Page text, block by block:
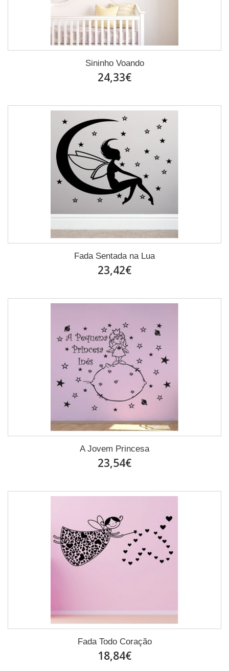
Sininho Voando
24,33€
Fada Sentada na Lua
23,42€
A Jovem Princesa
23,54€
Fada Todo Coração
18,84€